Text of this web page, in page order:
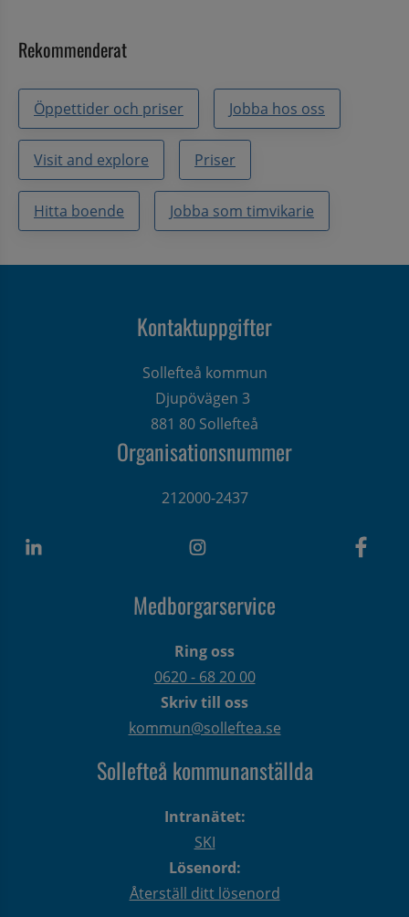
Rekommenderat
Öppettider och priser Jobba hos oss
Visit and explore Priser
Hitta boende Jobba som timvikarie
Kontaktuppgifter
Sollefteå kommun
Djupövägen 3
881 80 Sollefteå
Organisationsnummer
212000-2437
Medborgarservice
Ring oss
0620 - 68 20 00
Skriv till oss
kommun@solleftea.se
Sollefteå kommunanställda
Intranätet:
SKI
Lösenord:
Återställ ditt lösenord